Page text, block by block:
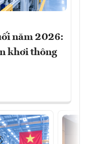
năm 2026:
khơi thông